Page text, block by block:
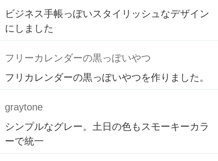
ビジネス手帳っぽいスタイリッシュなデザイン
にしました
フリーカレンダーの黒っぽいやつ
フリカレンダーの黒っぽいやつを作りました。
graytone
シンプルなグレー。土日の色もスモーキーカラ
ーで統一